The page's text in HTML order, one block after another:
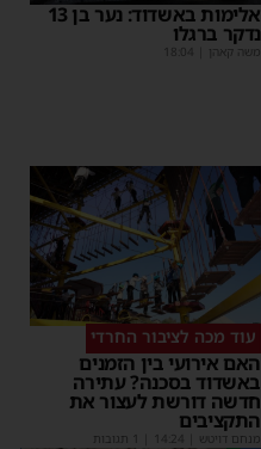
אלימות באשדוד: נער בן 13
נדקר ברגלו
משה קאהן 18:04
עוד מכה לציבור החרדי
האם אירועי בין הזמנים
באשדוד בסכנה? עתירה
חדשה דורשת לעצור את
התקציבים
מנחם דויטש 14:24